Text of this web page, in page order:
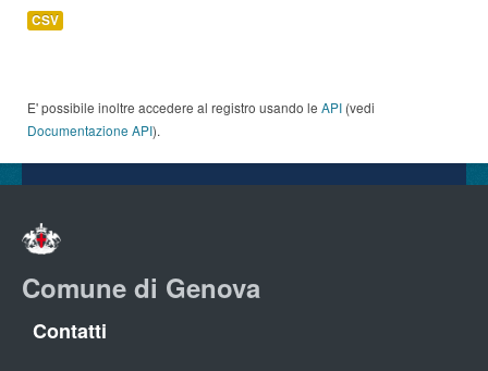
CSV
E' possibile inoltre accedere al registro usando le API (vedi
Documentazione API).
Comune di Genova
Contatti